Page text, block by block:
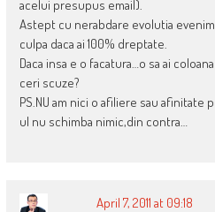
acelui presupus email).
Astept cu nerabdare evolutia
culpa daca ai 100% dreptate.
Daca insa e o facatura…o sa ai
ceri scuze?
PS.NU am nici o afiliere sau afinitate
ul nu schimba nimic,din contra…
April 7, 2011 at 09:18